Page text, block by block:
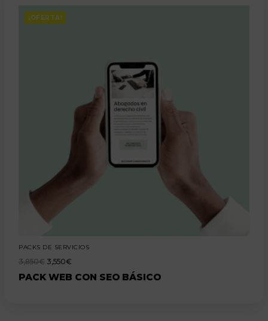
¡OFERTA!
PACKS DE SERVICIOS
3,850€ 3,550€
PACK WEB CON SEO BÁSICO